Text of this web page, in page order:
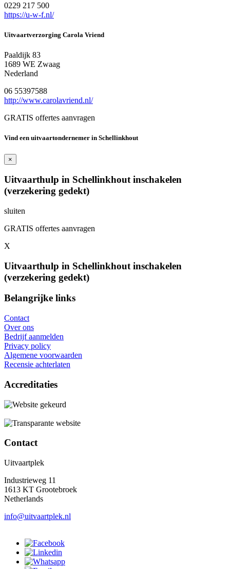
0229 217 500
https://u-w-f.nl/
Uitvaartverzorging Carola Vriend
Paaldijk 83
1689 WE Zwaag
Nederland
06 55397588
http://www.carolavriend.nl/
GRATIS offertes aanvragen
Vind een uitvaartondernemer in Schellinkhout
×
Uitvaarthulp in Schellinkhout inschakelen
(verzekering gedekt)
sluiten
GRATIS offertes aanvragen
X
Uitvaarthulp in Schellinkhout inschakelen
(verzekering gedekt)
Belangrijke links
Contact
Over ons
Bedrijf aanmelden
Privacy policy
Algemene voorwaarden
Recensie achterlaten
Accreditaties
Contact
Uitvaartplek
Industrieweg 11
1613 KT Grootebroek
Netherlands
info@uitvaartplek.nl